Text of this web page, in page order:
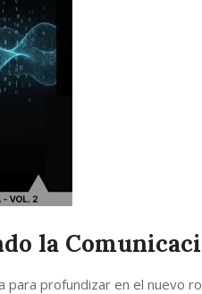
la
profundizar en el nuevo